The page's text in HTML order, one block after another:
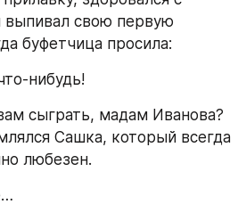
свою первую
буфетчица просила:
нибудь!
сыграть, мадам Иванова?
Сашка, который всегда
любезен.